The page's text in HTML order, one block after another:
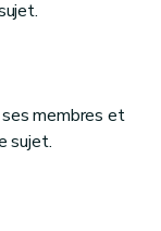
membres et
sujet.